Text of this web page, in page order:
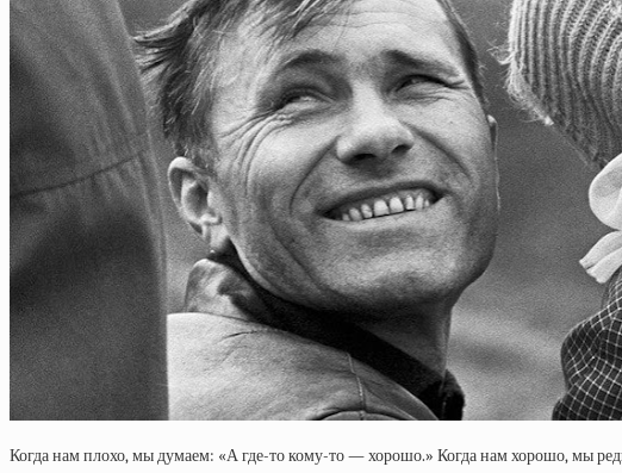
Когда нам плохо, мы думаем: «А где-то кому-то — хорошо.» Когда нам хорошо, мы